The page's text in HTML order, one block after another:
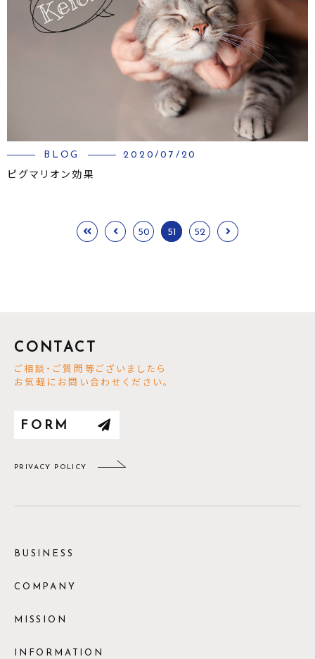
BLOG
2020/07/20
ピグマリオン効果
50 51 52
CONTACT
ご相談・ご質問等ございましたら
お気軽にお問い合わせください。
FORM
PRIVACY POLICY
BUSINESS
COMPANY
MISSION
INFORMATION